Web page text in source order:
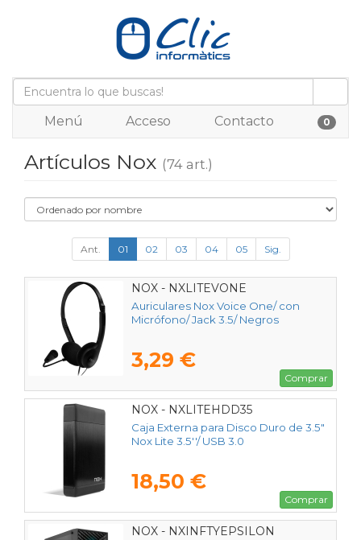
Menú Acceso Contacto 0
Artículos Nox (74 art.)
Ant. 01 02 03 04 05 Sig.
NOX - NXLITEVONE
Auriculares Nox Voice One/ con
Micrófono/ Jack 3.5/ Negros
3,29 €
Comprar
NOX - NXLITEHDD35
Caja Externa para Disco Duro de 3.5"
Nox Lite 3.5''/ USB 3.0
18,50 €
Comprar
NOX - NXINFTYEPSILON